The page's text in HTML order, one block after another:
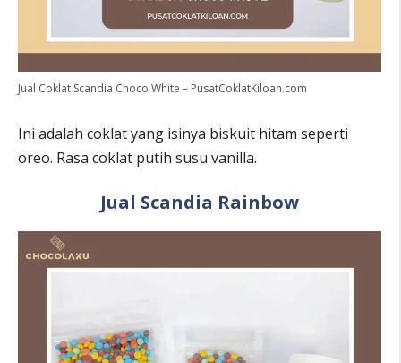
Jual Coklat Scandia Choco White – PusatCoklatKiloan.com
Ini adalah coklat yang isinya biskuit hitam seperti
oreo. Rasa coklat putih susu vanilla.
Jual Scandia Rainbow